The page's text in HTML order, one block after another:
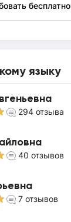
бесплатно
языку
294 отзыва
40 отзывов
7 отзывов